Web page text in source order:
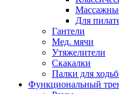
Для
Гантели
Мед. мячи
Утяжелители
Скакалки
Палки для
Функциональный